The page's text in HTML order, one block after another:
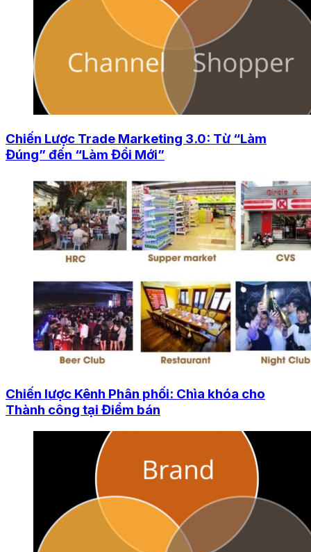
Chiến Lược Trade Marketing 3.0: Từ “Làm
Đúng” đến “Làm Đổi Mới”
Chiến lược Kênh Phân phối: Chìa khóa cho
Thành công tại Điểm bán